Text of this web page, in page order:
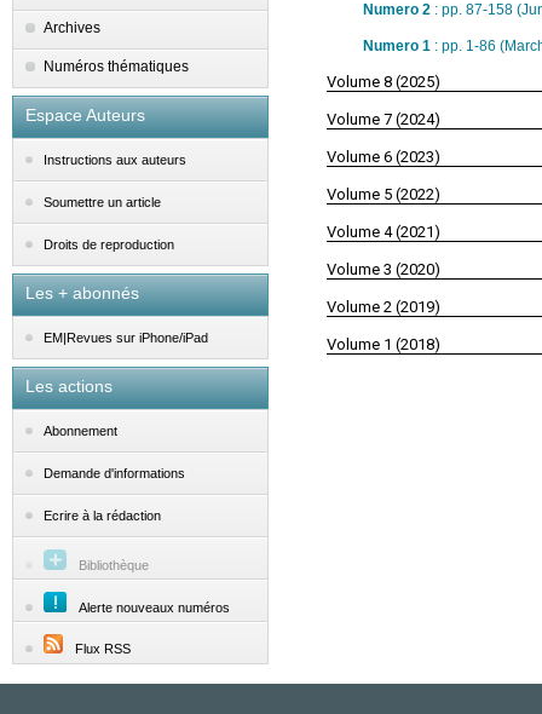
Archives
Numéros thématiques
Espace Auteurs
Instructions aux auteurs
Soumettre un article
Droits de reproduction
Les + abonnés
EM|Revues sur iPhone/iPad
Les actions
Abonnement
Demande d'informations
Ecrire à la rédaction
Bibliothèque
Alerte nouveaux numéros
Flux RSS
Numero 2 : pp. 87-158
Numero 1 : pp. 1-86
Volume 8 (2025)
Volume 7 (2024)
Volume 6 (2023)
Volume 5 (2022)
Volume 4 (2021)
Volume 3 (2020)
Volume 2 (2019)
Volume 1 (2018)